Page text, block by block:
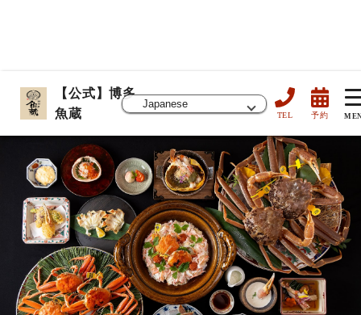
【公式】博多
魚蔵
TEL 予約